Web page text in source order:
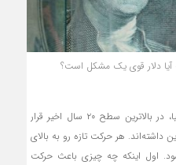
آیا دلار قوی یک مشکل است؟
شاخص دلار در برابر شش ارز مهم دنیا، در بالاترین سطح ۲۰ سال اخیر قرار
داشته‌اند. هر حرکت تازه رو به بالای
اول اینکه چه چیزی باعث حرکت